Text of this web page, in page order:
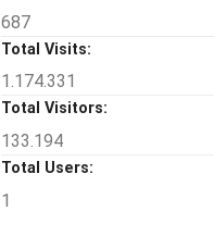
687
Total Visits:
1.174.331
Total Visitors:
133.194
Total Users:
1